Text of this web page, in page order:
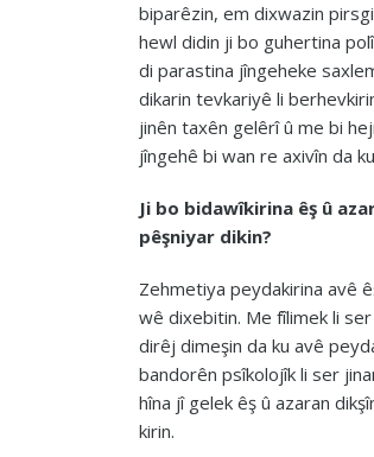
biparêzin, em dixwazin
hewl didin ji bo guhertina
di parastina jîngeheke
dikarin tevkariyê li
jinên taxên gelêrî û me bi
jîngehê bi wan re axivîn da
Ji bo bidawîkirina êş û
pêşniyar dikin?
Zehmetiya peydakirina avê
wê dixebitin. Me fîlimek li
dirêj dimeşin da ku avê
bandorên psîkolojîk li ser
hîna jî gelek êş û azaran
kirin.